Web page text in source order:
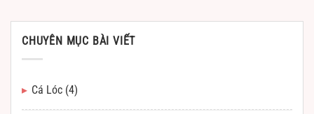
CHUYÊN MỤC BÀI VIẾT
Cá Lóc (4)